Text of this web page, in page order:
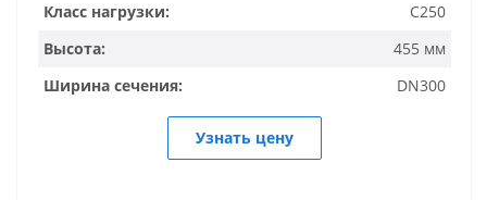
Класс нагрузки:
C250
Высота:
455 мм
Ширина сечения:
DN300
Узнать цену